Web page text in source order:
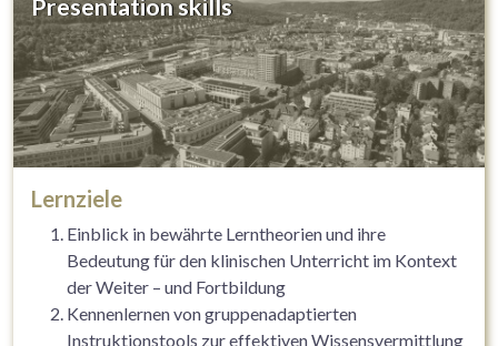
Presentation skills
Lernziele
Einblick in bewährte Lerntheorien und ihre
Bedeutung für den klinischen Unterricht im Kontext
der Weiter – und Fortbildung
Kennenlernen von gruppenadaptierten
Instruktionstools zur effektiven Wissensvermittlung